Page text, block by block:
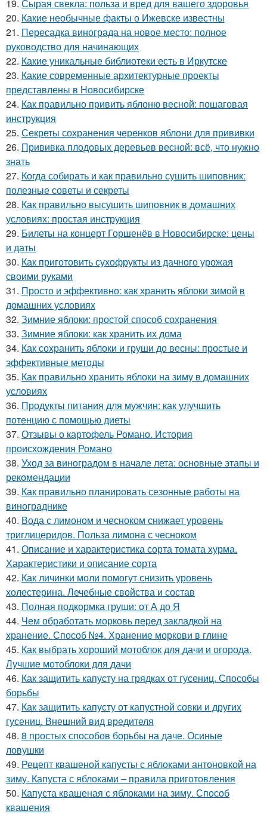
19. Сырая свекла: польза и вред для вашего здоровья
20. Какие необычные факты о Ижевске известны
21. Пересадка винограда на новое место: полное
руководство для начинающих
22. Какие уникальные библиотеки есть в Иркутске
23. Какие современные архитектурные проекты
представлены в Новосибирске
24. Как правильно привить яблоню весной: пошаговая
инструкция
25. Секреты сохранения черенков яблони для прививки
26. Прививка плодовых деревьев весной: всё, что нужно
знать
27. Когда собирать и как правильно сушить шиповник:
полезные советы и секреты
28. Как правильно высушить шиповник в домашних
условиях: простая инструкция
29. Билеты на концерт Горшенёв в Новосибирске: цены
и даты
30. Как приготовить сухофрукты из дачного урожая
своими руками
31. Просто и эффективно: как хранить яблоки зимой в
домашних условиях
32. Зимние яблоки: простой способ сохранения
33. Зимние яблоки: как хранить их дома
34. Как сохранить яблоки и груши до весны: простые и
эффективные методы
35. Как правильно хранить яблоки на зиму в домашних
условиях
36. Продукты питания для мужчин: как улучшить
потенцию с помощью диеты
37. Отзывы о картофель Романо. История
происхождения Романо
38. Уход за виноградом в начале лета: основные этапы и
рекомендации
39. Как правильно планировать сезонные работы на
винограднике
40. Вода с лимоном и чесноком снижает уровень
триглицеридов. Польза лимона с чесноком
41. Описание и характеристика сорта томата хурма.
Характеристики и описание сорта
42. Как личинки моли помогут снизить уровень
холестерина. Лечебные свойства и состав
43. Полная подкормка груши: от А до Я
44. Чем обработать морковь перед закладкой на
хранение. Способ №4. Хранение моркови в глине
45. Как выбрать хороший мотоблок для дачи и огорода.
Лучшие мотоблоки для дачи
46. Как защитить капусту на грядках от гусениц. Способы
борьбы
47. Как защитить капусту от капустной совки и других
гусениц. Внешний вид вредителя
48. 8 простых способов борьбы на даче. Осиные
ловушки
49. Рецепт квашеной капусты с яблоками антоновкой на
зиму. Капуста с яблоками – правила приготовления
50. Капуста квашеная с яблоками на зиму. Способ
квашения